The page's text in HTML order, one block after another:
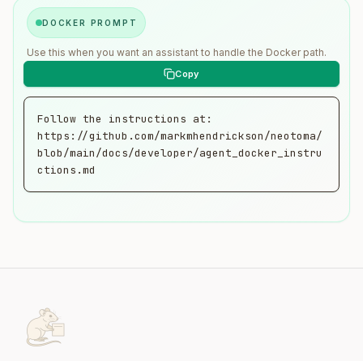
DOCKER PROMPT
Use this when you want an assistant to handle the Docker path.
Follow the instructions at:
https://github.com/markmhendrickson/neotoma/
blob/main/docs/developer/agent_docker_instru
ctions.md